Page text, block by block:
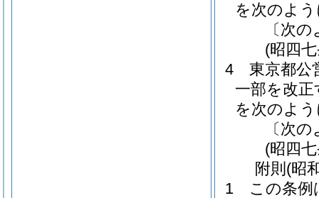
を次のよ
〔次
(昭四
4
東京都公
一部を改
を次のよ
〔次
(昭四
附則 (昭
1
この条例